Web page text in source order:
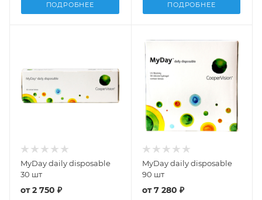
ПОДРОБНЕЕ ПОДРОБНЕЕ
MyDay daily disposable
30 шт
от2 750 ₽
MyDay daily disposable
90 шт
от7 280 ₽